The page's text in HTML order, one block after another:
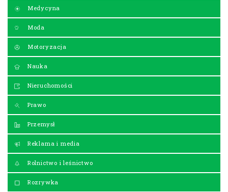
Medycyna
Moda
Motoryzacja
Nauka
Nieruchomości
Prawo
Przemysł
Reklama i media
Rolnictwo i leśnictwo
Rozrywka